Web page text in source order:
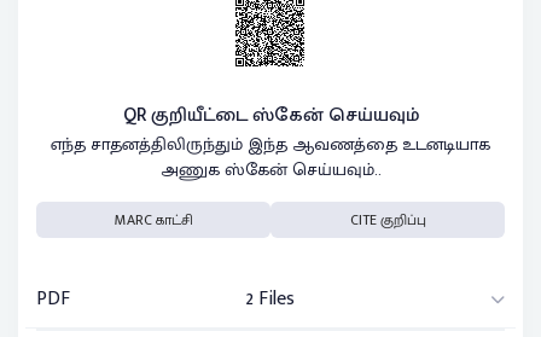
QR குறியீட்டை ஸ்கேன் செய்யவும்
எந்த சாதனத்திலிருந்தும் இந்த ஆவணத்தை உடனடியாக
அணுக ஸ்கேன் செய்யவும்..
MARC காட்சி CITE குறிப்பு
PDF
2 Files